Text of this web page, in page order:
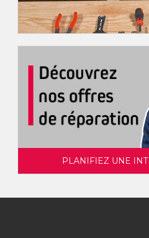
PLANIFIEZ UNE